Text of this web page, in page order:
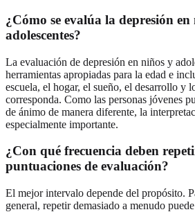
¿Cómo se evalúa la depresión en
adolescentes?
La evaluación de depresión en niños y
herramientas apropiadas para la edad e
escuela, el hogar, el sueño, el desarrollo y
corresponda. Como las personas jóvenes
de ánimo de manera diferente, la
especialmente importante.
¿Con qué frecuencia deben
puntuaciones de evaluación?
El mejor intervalo depende del propósito.
general, repetir demasiado a menudo